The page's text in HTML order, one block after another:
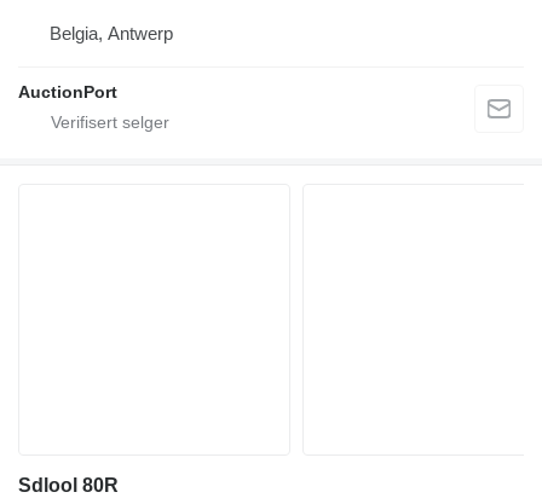
Belgia, Antwerp
AuctionPort
Sdlool 80R